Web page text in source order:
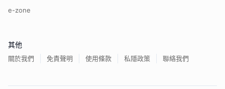
e-zone
其他
關於我們 免責聲明 使用條款 私隱政策 聯絡我們